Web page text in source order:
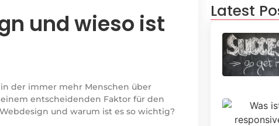
und wieso ist
der immer mehr Menschen über
entscheidenden Faktor für den
und warum ist es so wichtig?
Latest